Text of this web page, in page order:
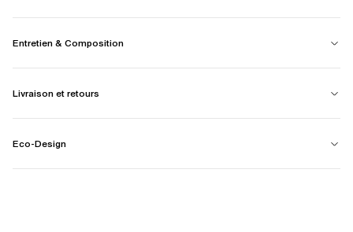
Entretien & Composition
Livraison et retours
Eco-Design